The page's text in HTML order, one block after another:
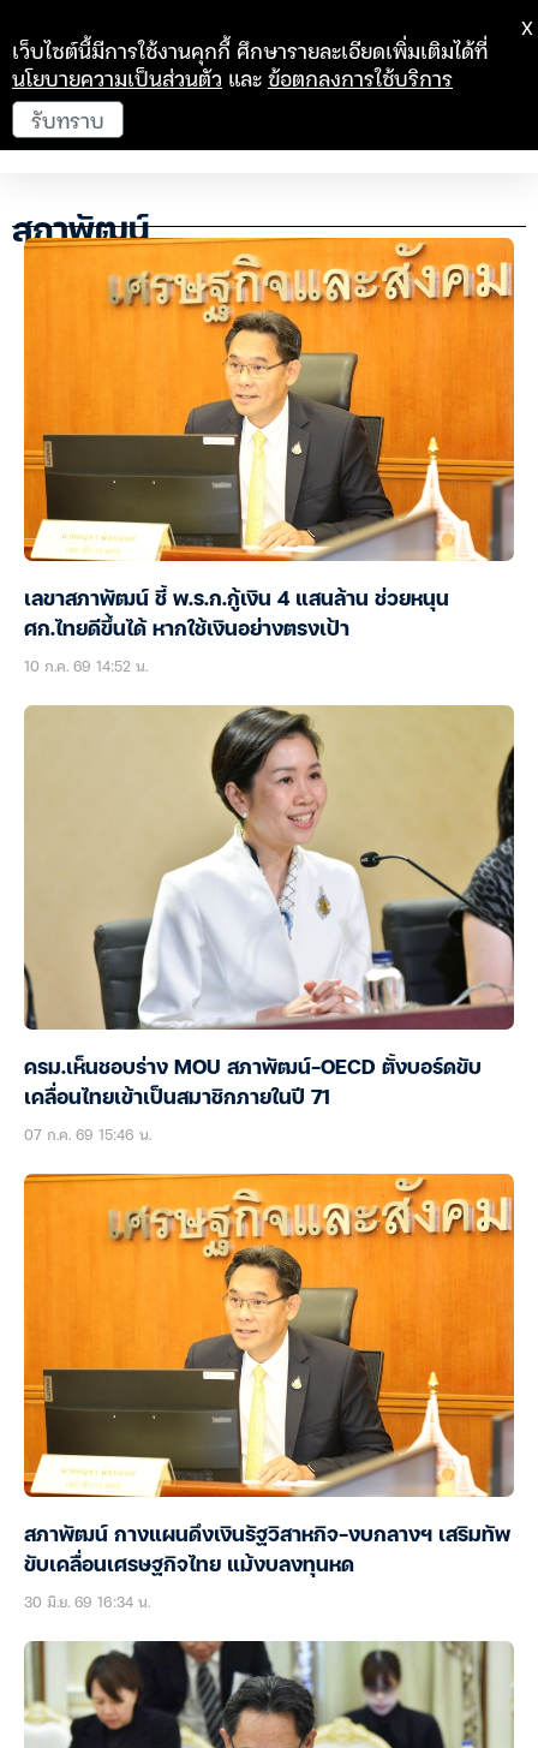
สภาพัฒน์
เลขาสภาพัฒน์ ชี้ พ.ร.ก.กู้เงิน 4 แสนล้าน ช่วยหนุน
ศก.ไทยดีขึ้นได้ หากใช้เงินอย่างตรงเป้า
10 ก.ค. 69 14:52 น.
ครม.เห็นชอบร่าง MOU สภาพัฒน์-OECD ตั้งบอร์ดขับ
เคลื่อนไทยเข้าเป็นสมาชิกภายในปี 71
07 ก.ค. 69 15:46 น.
สภาพัฒน์ กางแผนดึงเงินรัฐวิสาหกิจ-งบกลางฯ เสริมทัพ
ขับเคลื่อนเศรษฐกิจไทย แม้งบลงทุนหด
30 มิ.ย. 69 16:34 น.
เว็บไซต์นี้มีการใช้งานคุกกี้ ศึกษารายละเอียดเพิ่มเติมได้ที่
นโยบายความเป็นส่วนตัว และข้อตกลงการใช้บริการ
รับทราบ
X